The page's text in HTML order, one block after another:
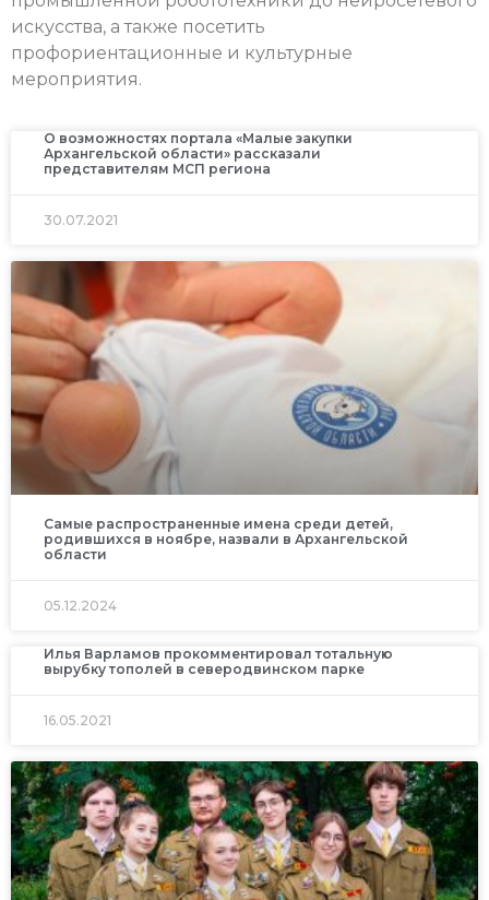
искусства, а также посетить
профориентационные и культурные
мероприятия.
О возможностях портала «Малые закупки
Архангельской области» рассказали
представителям МСП региона
30.07.2021
Самые распространенные имена среди детей,
родившихся в ноябре, назвали в Архангельской
области
05.12.2024
Илья Варламов прокомментировал тотальную
вырубку тополей в северодвинском парке
16.05.2021